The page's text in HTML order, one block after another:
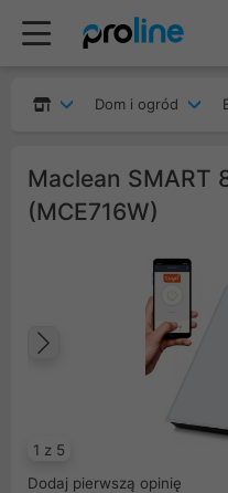
Dom i ogród
Maclean SMART
(MCE716W)
1 z 5
Poprzedni
Dodaj pierwszą opinię